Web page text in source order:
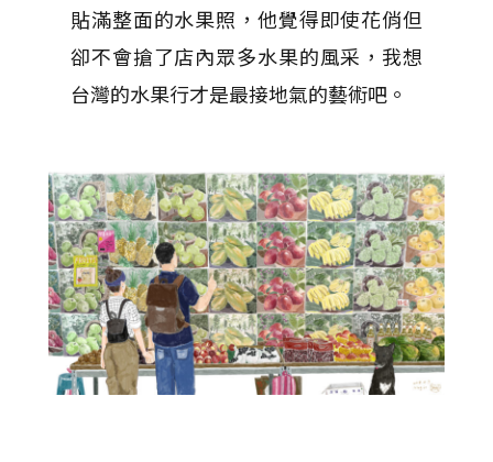
貼滿整面的水果照，他覺得即使花俏但
卻不會搶了店內眾多水果的風采，我想
台灣的水果行才是最接地氣的藝術吧。